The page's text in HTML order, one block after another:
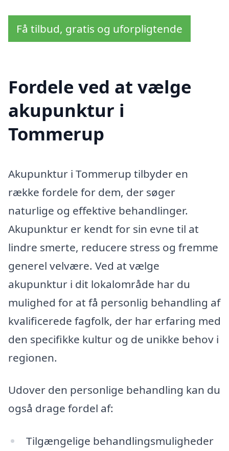
Få tilbud, gratis og uforpligtende
Fordele ved at vælge
akupunktur i
Tommerup
Akupunktur i Tommerup tilbyder en
række fordele for dem, der søger
naturlige og effektive behandlinger.
Akupunktur er kendt for sin evne til at
lindre smerte, reducere stress og fremme
generel velvære. Ved at vælge
akupunktur i dit lokalområde har du
mulighed for at få personlig behandling af
kvalificerede fagfolk, der har erfaring med
den specifikke kultur og de unikke behov i
regionen.
Udover den personlige behandling kan du
også drage fordel af:
Tilgængelige behandlingsmuligheder